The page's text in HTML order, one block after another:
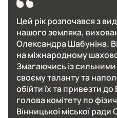
Цей рік розпочався з
нашого земляка,
Олександра Шабуніна.
на міжнародному
Змагаючись із
своєму таланту та
обійти їх та привезти
голова комітету по
Вінницької міської